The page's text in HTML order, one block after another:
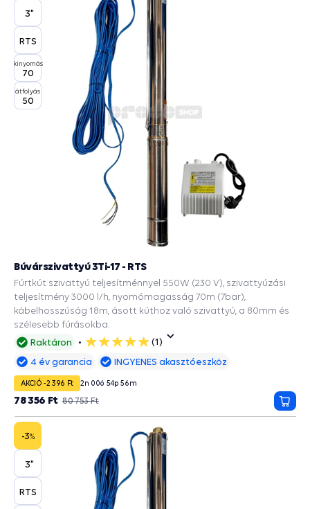
3"
RTS
kinyomás
70
átfolyás
50
Raktáron
5
csillag
(1)
Búvárszivattyú 3Ti-17 - RTS
Fúrtkút szivattyú teljesítménnyel 550W (230 V), szivattyúzási
teljesítmény 3000 l/h, nyomómagasság 70m (7bar),
kábelhosszúság 18m, ásott kúthoz való szivattyú, a 80mm és
szélesebb fúrásokba.
4 év garancia INGYENES akasztóeszköz
AKCIÓ -2 396 Ft 2n 00ó 54p 55m
80 753 Ft
78 356 Ft
-3%
3"
RTS